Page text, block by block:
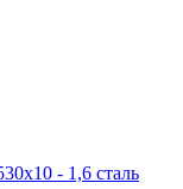
- 1,6 сталь